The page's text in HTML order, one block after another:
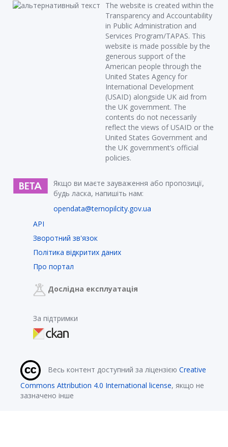
The website is created within the
Transparency and Accountability
in Public Administration and
Services Program/TAPAS. This
website is made possible by the
generous support of the
American people through the
United States Agency for
International Development
(USAID) alongside UK aid from
the UK government. The
contents do not necessarily
reflect the views of USAID or the
United States Government and
the UK government’s official
policies.
Якщо ви маєте зауваження або пропозиції,
будь ласка, напишіть нам:
opendata@ternopilcity.gov.ua
API
Зворотний зв'язок
Політика відкритих даних
Про портал
Дослідна експлуатація
За підтримки
Весь контент доступний за ліцензією Creative
Commons Attribution 4.0 International license, якщо не
зазначено інше